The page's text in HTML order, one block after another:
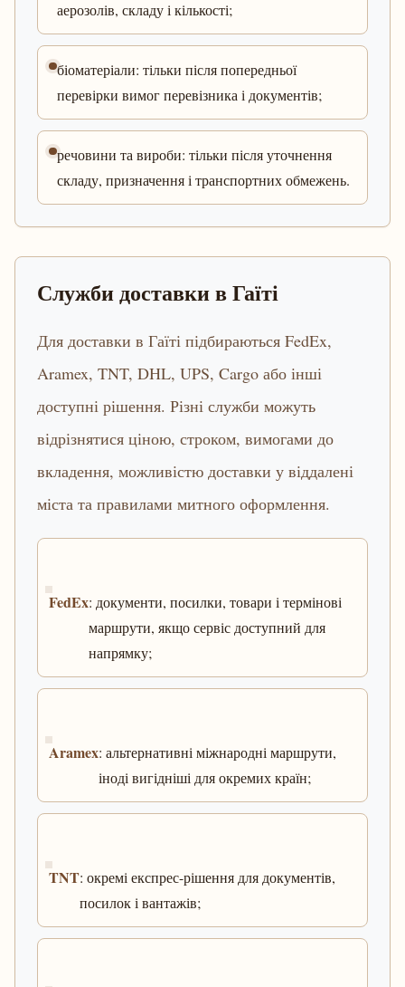
аерозолів, складу і кількості;
біоматеріали: тільки після попередньої
перевірки вимог перевізника і документів;
речовини та вироби: тільки після уточнення
складу, призначення і транспортних обмежень.
Служби доставки в Гаїті
Для доставки в Гаїті підбираються FedEx,
Aramex, TNT, DHL, UPS, Cargo або інші
доступні рішення. Різні служби можуть
відрізнятися ціною, строком, вимогами до
вкладення, можливістю доставки у віддалені
міста та правилами митного оформлення.
FedEx: документи, посилки, товари і термінові
маршрути, якщо сервіс доступний для
напрямку;
Aramex: альтернативні міжнародні маршрути,
іноді вигідніші для окремих країн;
TNT: окремі експрес-рішення для документів,
посилок і вантажів;